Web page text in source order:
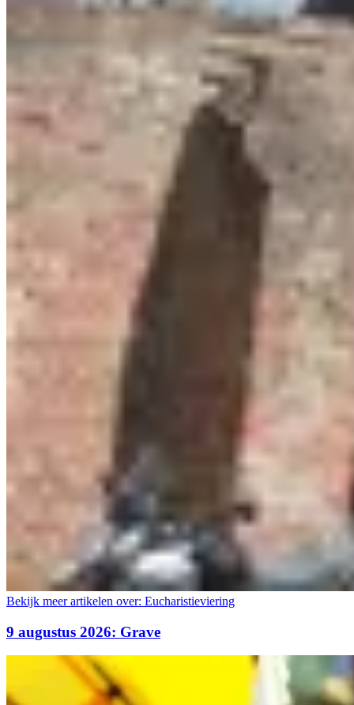
Bekijk meer artikelen over: Eucharistieviering
9 augustus 2026: Grave